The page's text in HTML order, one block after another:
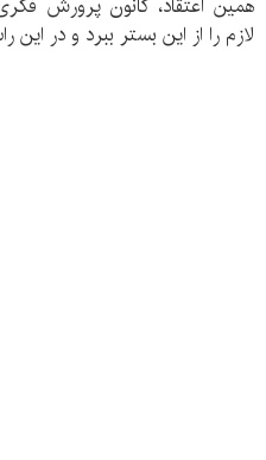
همین اعتقاد، کانون پرورش
لازم را از این بستر ببرد و در